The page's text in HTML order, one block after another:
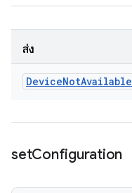
ส่ง
DeviceNotAvailable
setConfiguration